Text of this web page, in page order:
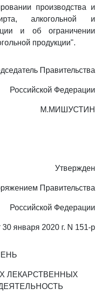
производства и
алкогольной и
и об ограничении
продукции".
Правительства
Российской Федерации
М.МИШУСТИН
Утвержден
Правительства
Российской Федерации
30 января 2020 г. N 151-р
ЛЕКАРСТВЕННЫХ